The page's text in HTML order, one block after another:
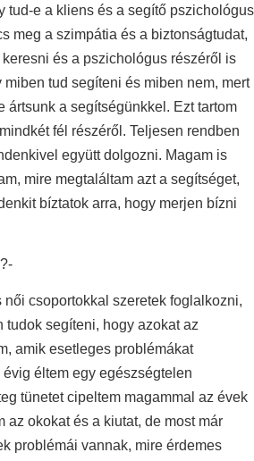
tud-e a kliens és a segítő pszichológus
meg a szimpátia és a biztonságtudat,
és a pszichológus részéről is
tud segíteni és miben nem, mert
ártsunk a segítségünkkel. Ezt tartom
fél részéről. Teljesen rendben
együtt dolgozni. Magam is
mire megtaláltam azt a segítséget,
bíztatok arra, hogy merjen bízni
csoportokkal szeretek foglalkozni,
segíteni, hogy azokat az
amik esetleges problémákat
éltem egy egészségtelen
tünetet cipeltem magammal az évek
az okokat és a kiutat, de most már
problémái vannak, mire érdemes